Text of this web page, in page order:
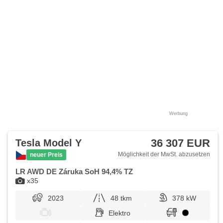
Werbung
x35
Tesla Model Y
neuer Preis
36 307 EUR
Möglichkeit der MwSt. abzusetzen
LR AWD DE Záruka SoH 94,4% TZ
2023 48 tkm
378 kW
Elektro